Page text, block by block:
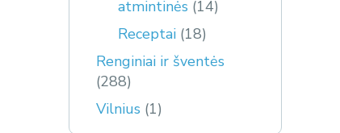
atmintinės (14)
Receptai (18)
Renginiai ir šventės
(288)
Vilnius (1)